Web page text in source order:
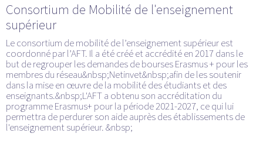
Consortium de Mobilité de l'enseignement
supérieur
Le consortium de mobilité de l’enseignement supérieur est
coordonné par l’AFT. Il a été créé et accrédité en 2017 dans le
but de regrouper les demandes de bourses Erasmus + pour les
membres du réseau&nbsp;Netinvet&nbsp;afin de les soutenir
dans la mise en œuvre de la mobilité des étudiants et des
enseignants.&nbsp;L'AFT a obtenu son accréditation du
programme Erasmus+ pour la période 2021-2027, ce qui lui
permettra de perdurer son aide auprès des établissements de
l'enseignement supérieur. &nbsp;